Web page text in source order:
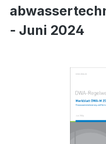
- Juni 2024